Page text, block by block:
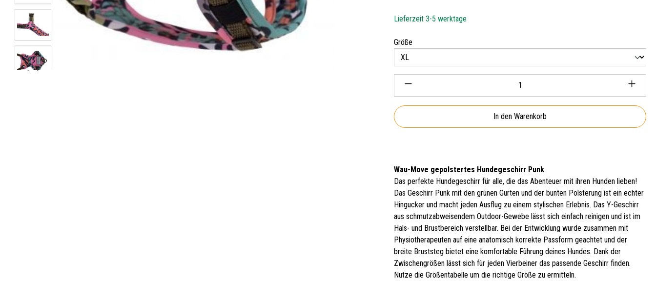
Lieferzeit 3-5 werktage
Größe
Produkt Anzahl: Gib den gewünschten Wert ein oder
In den Warenkorb
Wau-Move gepolstertes Hundegeschirr Punk
Das perfekte Hundegeschirr für alle, die das Abenteuer mit ihren Hunden lieben!
Das Geschirr Punk mit den grünen Gurten und der bunten Polsterung ist ein echter
Hingucker und macht jeden Ausflug zu einem stylischen Erlebnis. Das Y-Geschirr
aus schmutzabweisendem Outdoor-Gewebe lässt sich einfach reinigen und ist im
Hals- und Brustbereich verstellbar. Bei der Entwicklung wurde zusammen mit
Physiotherapeuten auf eine anatomisch korrekte Passform geachtet und der
breite Bruststeg bietet eine komfortable Führung deines Hundes. Dank der
Zwischengrößen lässt sich für jeden Vierbeiner das passende Geschirr finden.
Nutze die Größentabelle um die richtige Größe zu ermitteln.